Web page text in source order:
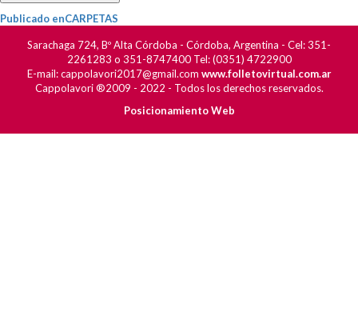
Navegación
entradas
Publicado enCARPETAS
Sarachaga 724, Bº Alta Córdoba - Córdoba, Argentina - Cel: 351-
2261283 o 351-8747400 Tel: (0351) 4722900
E-mail: cappolavori2017@gmail.com www.folletovirtual.com.ar
Cappolavori ®2009 - 2022 - Todos los derechos reservados.
Posicionamiento Web